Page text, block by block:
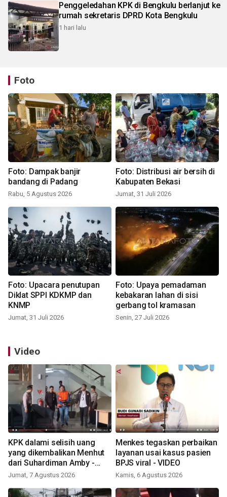
Penggeledahan KPK di Bengkulu berlanjut ke
rumah sekretaris DPRD Kota Bengkulu
1 hari lalu
Foto
Foto: Dampak banjir
bandang di Padang
Rabu, 5 Agustus 2026
Foto: Distribusi air bersih di
Kabupaten Bekasi
Jumat, 31 Juli 2026
Foto: Upacara penutupan
Diklat SPPI KDKMP dan
KNMP
Jumat, 31 Juli 2026
Foto: Upaya pemadaman
kebakaran lahan di sisi
gerbang tol kramasan
Senin, 27 Juli 2026
Video
KPK dalami selisih uang
yang dikembalikan Menhut
dari Suhardiman Amby -
VIDEO
Jumat, 7 Agustus 2026
Menkes tegaskan perbaikan
layanan usai kasus pasien
BPJS viral - VIDEO
Kamis, 6 Agustus 2026